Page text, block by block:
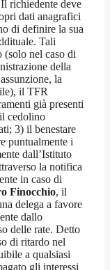
richiedente deve
dati anagrafici
di definire la sua
Tali
nel caso di
della
la
il TFR
già presenti
cedolino
3) il benestare
puntualmente i
dall’Istituto
la notifica
in caso di
Finocchio, il
delega a favore
dallo
delle rate. Detto
di ritardo nel
a qualsiasi
gli interessi